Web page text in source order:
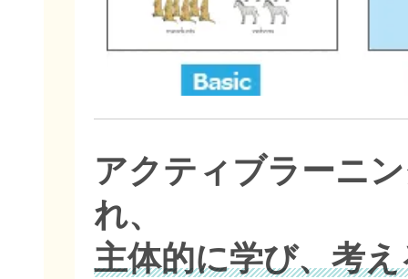
アクティブラーニ
れ、
主体的に学び、考